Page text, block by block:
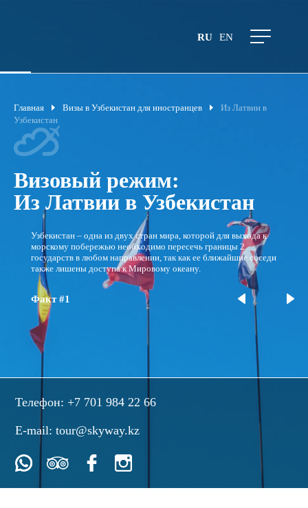
RU EN
Главная Визы в Узбекистан для иностранцев
Из Латвии в
Узбекистан
Визовый режим:
Из Латвии в Узбекистан
Узбекистан – одна из двух стран мира, которой для выхода к
морскому побережью необходимо пересечь границы 2
государств в любом направлении, так как ее ближайшие соседи
также лишены доступа к Мировому океану.
Факт #1
Телефон: +7 701 984 22 66
E-mail:tour@skyway.kz